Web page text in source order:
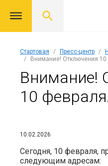
Стартовая Пресс-центр
Внимание! Отключения 10
Внимание!
10
10.02.2026
Сегодня, 10 февраля,
следующим адресам: